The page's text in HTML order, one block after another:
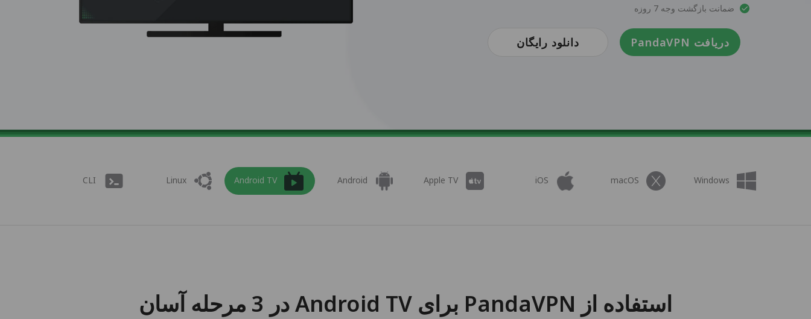
ضمانت بازگشت وجه 7 روزه
دریافت PandaVPN دانلود رایگان
Windows
macOS
iOS
Apple TV
Android
Android TV
Linux
CLI
استفاده از PandaVPN برای Android TV در 3 مرحله آسان